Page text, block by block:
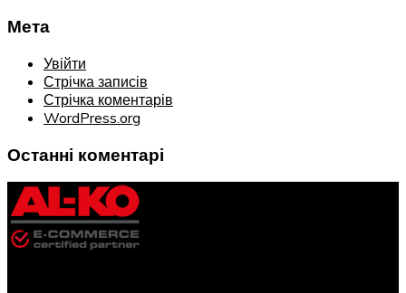
Мета
Увійти
Стрічка записів
Стрічка коментарів
WordPress.org
Останні коментарі